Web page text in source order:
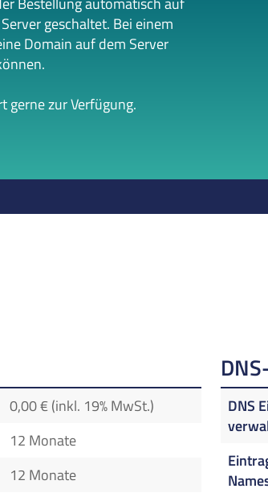
geschaltet. Bei einem
Domain auf dem Server
gerne zur Verfügung.
0,00 € (inkl. 19% MwSt.)
12 Monate
12 Monate
DNS